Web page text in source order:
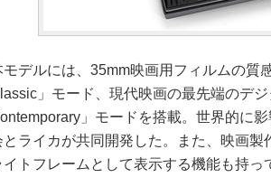
モデルには、35mm映画用フィルムの質
」モード、現代映画の最先端のデ
」モードを搭載。世界的に
とライカが共同開発した。また、映画
イトフレームとして表示する機能も持っ